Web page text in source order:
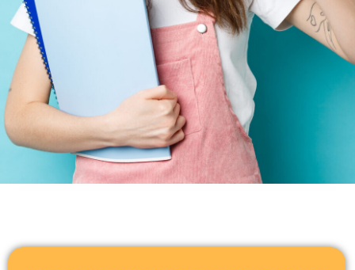
Analiza y define en minutos, el programa